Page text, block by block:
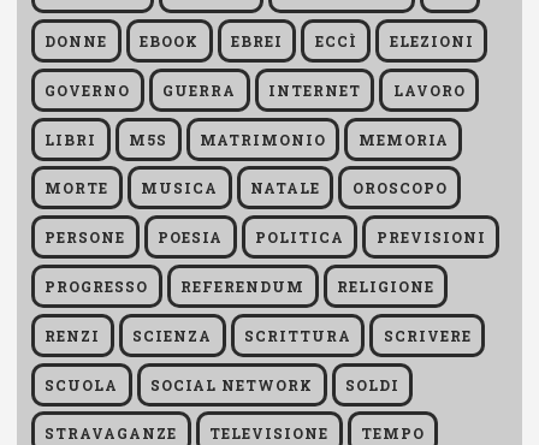
DONNE EBOOK EBREI ECCÌ ELEZIONI
GOVERNO GUERRA INTERNET LAVORO
LIBRI M5S MATRIMONIO MEMORIA
MORTE MUSICA NATALE OROSCOPO
PERSONE POESIA POLITICA PREVISIONI
PROGRESSO REFERENDUM RELIGIONE
RENZI SCIENZA SCRITTURA SCRIVERE
SCUOLA SOCIAL NETWORK SOLDI
STRAVAGANZE TELEVISIONE TEMPO